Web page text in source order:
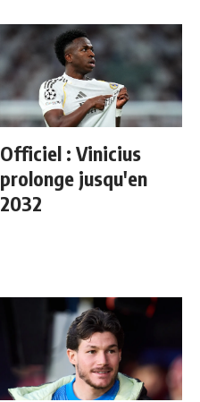
Officiel : Vinicius
prolonge jusqu'en
2032